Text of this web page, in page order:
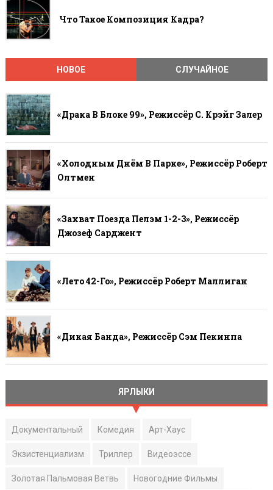
Что Такое Композиция Кадра?
НОВОЕ СЛУЧАЙНОЕ
«Драка В Блоке 99», Режиссёр С. Крэйг Залер
«Холодным Днём В Парке», Режиссёр Роберт
Олтмен
«Захват Поезда Пелэм 1-2-3», Режиссёр
Джозеф Сарджент
«Лето 42-Го», Режиссёр Роберт Маллиган
«Дикая Банда», Режиссёр Сэм Пекинпа
ЯРЛЫКИ
Документальный Комедия Арт-Хаус
Экзистенциализм Триллер Видеоэссе
Золотая Пальмовая Ветвь Новогодние Фильмы